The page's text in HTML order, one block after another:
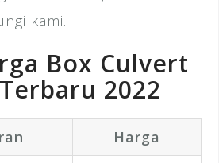
kami.
Box Culvert
2022
Harga